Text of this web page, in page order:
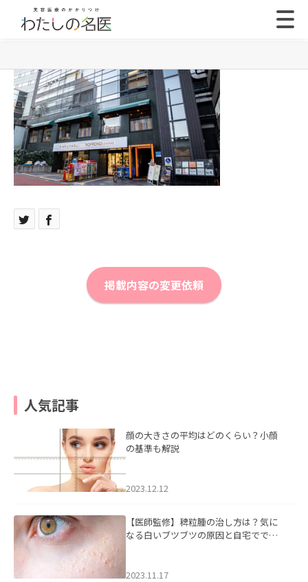
掲載内容の変更依頼
人気記事
顔の大きさの平均はどのくらい？小顔
の基準も解説
2023.12.12
【医師監修】稗粒腫の治し方は？気に
なる白いブツブツの原因と自宅ででき
2023.11.17